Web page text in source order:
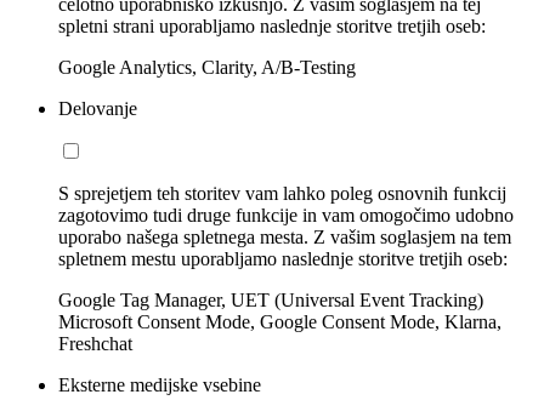
spletni strani uporabljamo naslednje storitve tretjih oseb:
Google Analytics, Clarity, A/B-Testing
Delovanje
S sprejetjem teh storitev vam lahko poleg osnovnih funkcij
zagotovimo tudi druge funkcije in vam omogočimo udobno
uporabo našega spletnega mesta. Z vašim soglasjem na tem
spletnem mestu uporabljamo naslednje storitve tretjih oseb:
Google Tag Manager, UET (Universal Event Tracking)
Microsoft Consent Mode, Google Consent Mode, Klarna,
Freshchat
Eksterne medijske vsebine